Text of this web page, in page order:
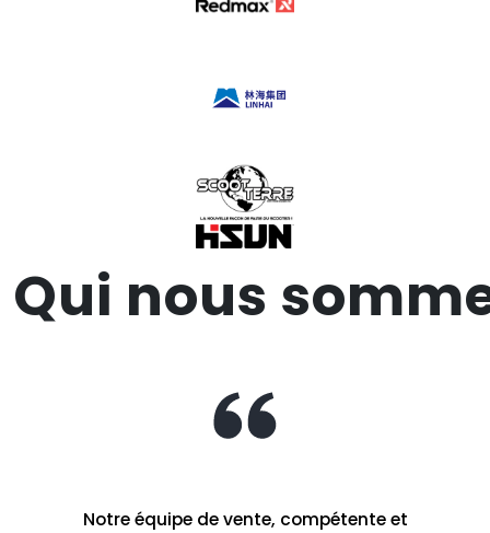
Qui nous
Notre équipe de vente, compétente et